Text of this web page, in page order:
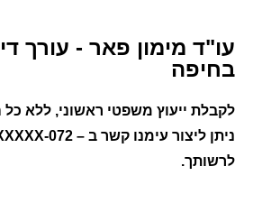
עו"ד מימון פאר - עורך
בחיפה
לקבלת ייעוץ משפטי ראשוני, ללא כל
ניתן ליצור עימנו קשר ב – 072-XXXXX
לרשותך.